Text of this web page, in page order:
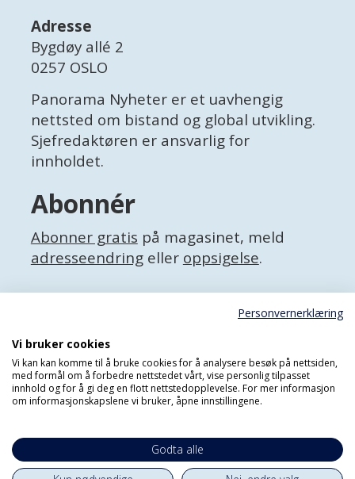
Adresse
Bygdøy allé 2
0257 OSLO
Panorama Nyheter er et uavhengig
nettsted om bistand og global utvikling.
Sjefredaktøren er ansvarlig for
innholdet.
Abonnér
Abonner gratis på magasinet, meld
adresseendringeller oppsigelse.
Facebook
Personvernerklæring
Personvernerklæring
Vi bruker cookies
Vi kan kan komme til å bruke cookies for å analysere besøk på nettsiden,
med formål om å forbedre nettstedet vårt, vise personlig tilpasset
innhold og for å gi deg en flott nettstedopplevelse. For mer informasjon
om informasjonskapslene vi bruker, åpne innstillingene.
Godta alle